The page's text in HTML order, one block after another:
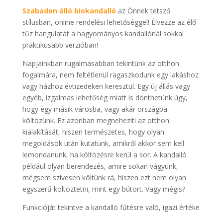
Szabadon álló biokandalló az Önnek tetsző
stílusban, online rendelési lehetőséggel! Élvezze az élő
tűz hangulatát a hagyományos kandallónál sokkal
praktikusabb verzióban!
Napjainkban rugalmasabban tekintünk az otthon
fogalmára, nem feltétlenül ragaszkodunk egy lakáshoz
vagy házhoz évtizedeken keresztül. Egy új állás vagy
egyéb, izgalmas lehetőség miatt is dönthetünk úgy,
hogy egy másik városba, vagy akár országba
költözünk. Ez azonban megnehezíti az otthon
kialakítását, hiszen természetes, hogy olyan
megoldások után kutatunk, amikről akkor sem kell
lemondanunk, ha költözésre kerül a sor. A kandalló
például olyan berendezés, amire sokan vágyunk,
mégsem szívesen költünk rá, hiszen ezt nem olyan
egyszerű költöztetni, mint egy bútort. Vagy mégis?
Funkcióját tekintve a kandalló fűtésre való, igazi értéke